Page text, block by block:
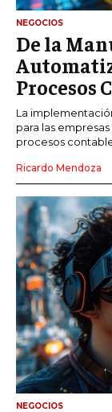
NEGOCIOS
De la
Procesos
La
para las
procesos
Ricardo Mendoza
NEGOCIOS